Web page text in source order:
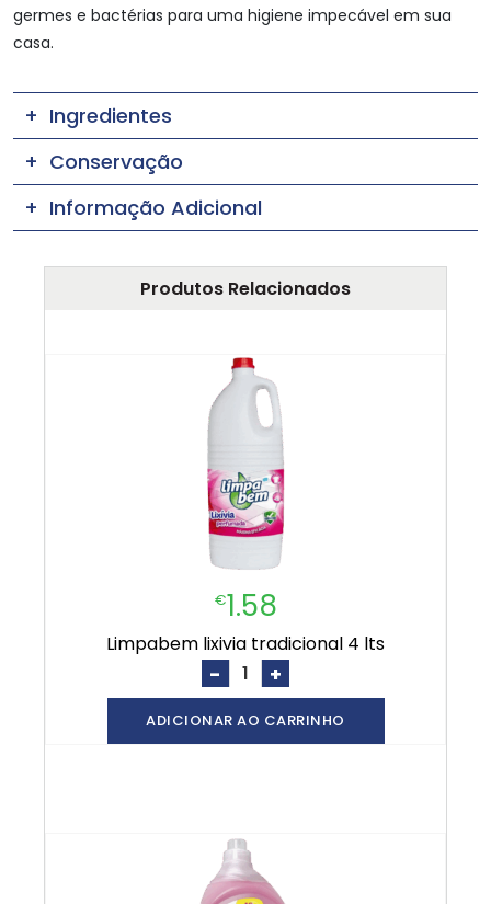
germes e bactérias para uma higiene impecável em sua
casa.
Ingredientes
Conservação
Informação Adicional
Produtos Relacionados
€1.58
limpabem lixivia tradicional 4 lts
- +
ADICIONAR AO CARRINHO